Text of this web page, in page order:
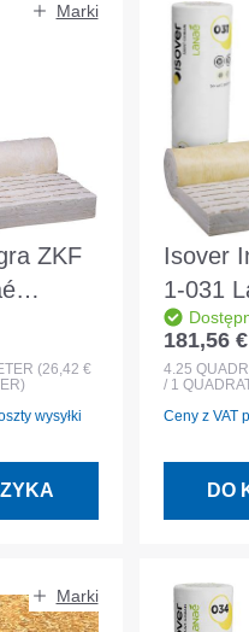
Marki
ZKF
(26,42 €
wysyłki
Isover
1-031
filc
między
Cena
181,56 €
4.25
/ 1
Ceny z VAT
DO
Marki